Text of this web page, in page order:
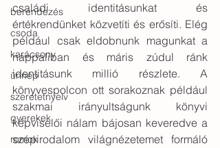
berendezés
csoda
karácsony
ünnep
szeretetnyelv
gyerekek
romok
családi identitásunkat és
értékrendünket közvetíti és erősíti. Elég
például csak eldobnunk magunkat a
nappaliban és máris zúdul ránk
identitásunk millió részlete. A
könyvespolcon ott sorakoznak például
szakmai irányultságunk könyvi
képviselői nálam bájosan keveredve a
szépirodalom világnézetemet formáló